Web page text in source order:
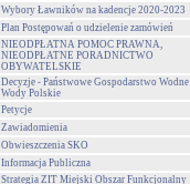
Wybory Ławników na kadencje 2020-2023
Plan Postępowań o udzielenie zamówień
NIEODPŁATNA POMOC PRAWNA,
NIEODPŁATNE PORADNICTWO
OBYWATELSKIE
Decyzje - Państwowe Gospodarstwo Wodne
Wody Polskie
Petycje
Zawiadomienia
Obwieszczenia SKO
Informacja Publiczna
Strategia ZIT Miejski Obszar Funkcjonalny